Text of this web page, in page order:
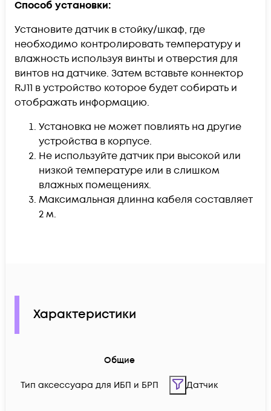
Способ установки:
Установите датчик в стойку/шкаф, где
необходимо контролировать температуру и
влажность используя винты и отверстия для
винтов на датчике. Затем вставьте коннектор
RJ11 в устройство которое будет собирать и
отображать информацию.
Установка не может повлиять на другие
устройства в корпусе.
Не используйте датчик при высокой или
низкой температуре или в слишком
влажных помещениях.
Максимальная длинна кабеля составляет
2 м.
Характеристики
Общие
Тип аксессуара для ИБП и БРП Датчик